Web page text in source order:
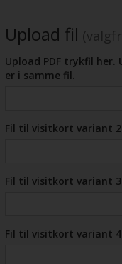
Upload fil
Upload PDF trykfil
er i samme fil.
Fil til visitkort variant 2
Fil til visitkort variant 3
Fil til visitkort variant 4